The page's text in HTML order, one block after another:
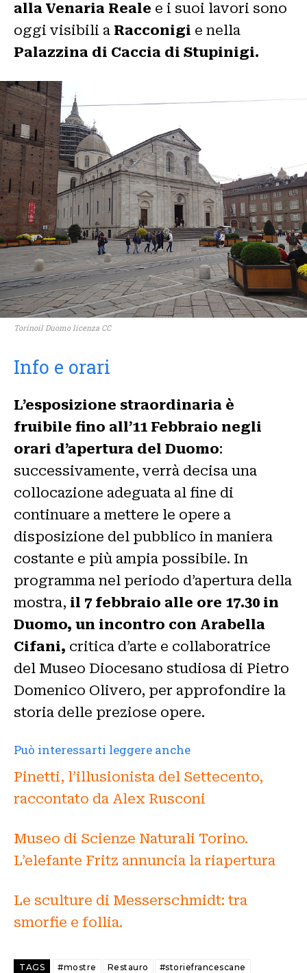
alla Venaria Reale e i suoi lavori sono
oggi visibili a Racconigi e nella
Palazzina di Caccia di Stupinigi.
Torinoil Duomo licenza CC
Info e orari
L’esposizione straordinaria è
fruibile fino all’11 Febbraio negli
orari d’apertura del Duomo:
successivamente, verrà decisa una
collocazione adeguata al fine di
continuare a mettere le opere a
disposizione del pubblico in maniera
costante e più ampia possibile. In
programma nel periodo d’apertura della
mostra, il 7 febbraio alle ore 17.30 in
Duomo, un incontro con Arabella
Cifani, critica d’arte e collaboratrice
del Museo Diocesano studiosa di Pietro
Domenico Olivero, per approfondire la
storia delle preziose opere.
Può interessarti leggere anche
Pinetti, l’illusionista del Settecento,
raccontato da Alex Rusconi
Museo di Scienze Naturali Torino.
L’elefante Fritz annuncia la riapertura
Le sculture di Messerschmidt: tra
smorfie e follia.
TAGS #mostre Restauro
#storiefrancescane